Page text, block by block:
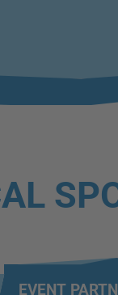
EVENT